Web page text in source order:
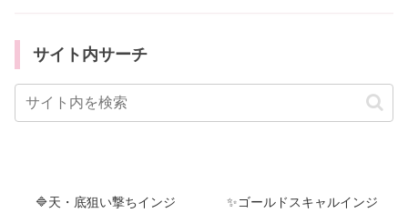
サイト内サーチ
🔷天・底狙い撃ちインジ ✨ゴールドスキャルインジ